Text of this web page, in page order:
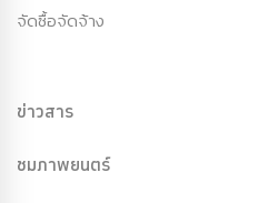
จัดซื้อจัดจ้าง
ข่าวสาร
ชมภาพยนตร์